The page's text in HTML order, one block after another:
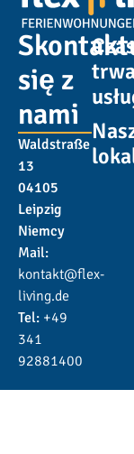
się z
nami
Waldstraße
13
04105
Leipzig
Niemcy
Mail:
kontakt@flex-
living.de
Tel: +49
341
92881400